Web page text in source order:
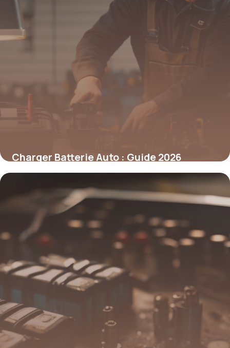
Charger Batterie Auto : Guide 2026
11 mai 2026